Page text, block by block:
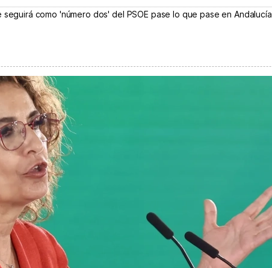
como 'número dos' del PSOE pase lo que pase en Andalucía